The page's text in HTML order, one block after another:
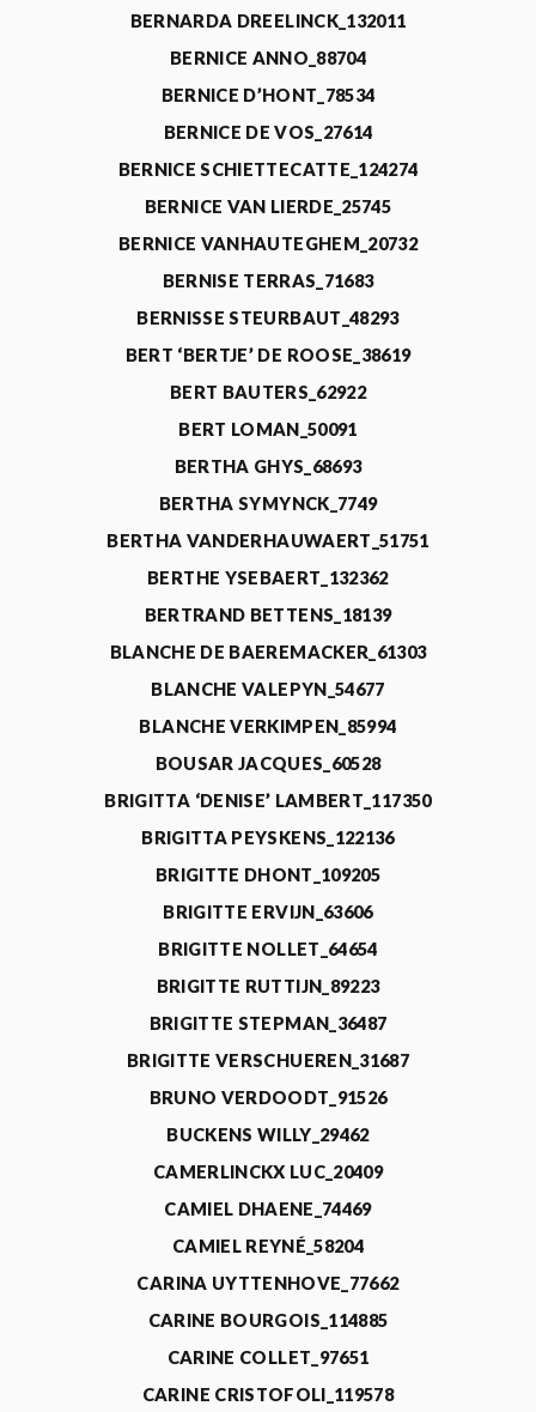
BERNARDA DREELINCK_132011
BERNICE ANNO_88704
BERNICE D’HONT_78534
BERNICE DE VOS_27614
BERNICE SCHIETTECATTE_124274
BERNICE VAN LIERDE_25745
BERNICE VANHAUTEGHEM_20732
BERNISE TERRAS_71683
BERNISSE STEURBAUT_48293
BERT ‘BERTJE’ DE ROOSE_38619
BERT BAUTERS_62922
BERT LOMAN_50091
BERTHA GHYS_68693
BERTHA SYMYNCK_7749
BERTHA VANDERHAUWAERT_51751
BERTHE YSEBAERT_132362
BERTRAND BETTENS_18139
BLANCHE DE BAEREMACKER_61303
BLANCHE VALEPYN_54677
BLANCHE VERKIMPEN_85994
BOUSAR JACQUES_60528
BRIGITTA ‘DENISE’ LAMBERT_117350
BRIGITTA PEYSKENS_122136
BRIGITTE DHONT_109205
BRIGITTE ERVIJN_63606
BRIGITTE NOLLET_64654
BRIGITTE RUTTIJN_89223
BRIGITTE STEPMAN_36487
BRIGITTE VERSCHUEREN_31687
BRUNO VERDOODT_91526
BUCKENS WILLY_29462
CAMERLINCKX LUC_20409
CAMIEL DHAENE_74469
CAMIEL REYNÉ_58204
CARINA UYTTENHOVE_77662
CARINE BOURGOIS_114885
CARINE COLLET_97651
CARINE CRISTOFOLI_119578